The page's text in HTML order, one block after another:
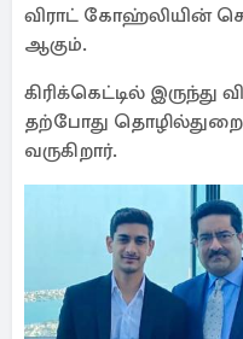
விராட் கோஹ்லியின்
ஆகும்.
கிரிக்கெட்டில் இருந்து
தற்போது
வருகிறார்.